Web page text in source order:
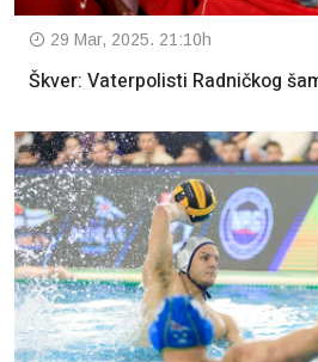
29 Mar, 2025. 21:10h
Škver: Vaterpolisti Radničkog